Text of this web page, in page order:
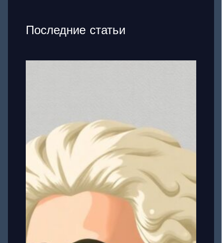
Последние статьи